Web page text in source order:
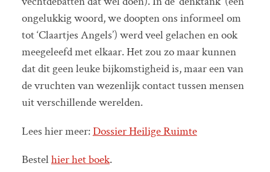
ongelukkig woord, we doopten ons informeel om
tot ‘Claartjes Angels’) werd veel gelachen en ook
meegeleefd met elkaar. Het zou zo maar kunnen
dat dit geen leuke bijkomstigheid is, maar een van
de vruchten van wezenlijk contact tussen mensen
uit verschillende werelden.
Lees hier meer:Dossier Heilige Ruimte
Bestelhier het boek.